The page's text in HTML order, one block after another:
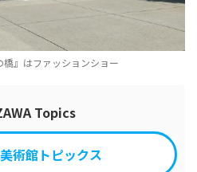
橋』はファッションショー
Topics
術館トピックス